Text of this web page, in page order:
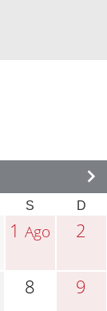
S D
1Ago 2
8 9